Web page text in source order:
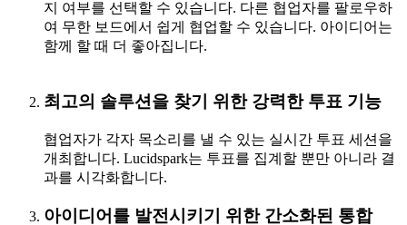
지 여부를 선택할 수 있습니다. 다른 협업자를 팔로우하
여 무한 보드에서 쉽게 협업할 수 있습니다. 아이디어는
함께 할 때 더 좋아집니다.
최고의 솔루션을 찾기 위한 강력한 투표 기능
협업자가 각자 목소리를 낼 수 있는 실시간 투표 세션을
개최합니다. Lucidspark는 투표를 집계할 뿐만 아니라 결
과를 시각화합니다.
아이디어를 발전시키기 위한 간소화된 통합